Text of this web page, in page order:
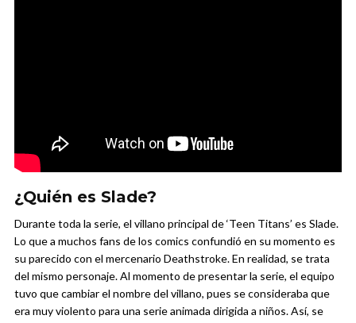
¿Quién es Slade?
Durante toda la serie, el villano principal de ‘Teen Titans’ es Slade.
Lo que a muchos fans de los comics confundió en su momento es
su parecido con el mercenario Deathstroke. En realidad, se trata
del mismo personaje. Al momento de presentar la serie, el equipo
tuvo que cambiar el nombre del villano, pues se consideraba que
era muy violento para una serie animada dirigida a niños. Así, se